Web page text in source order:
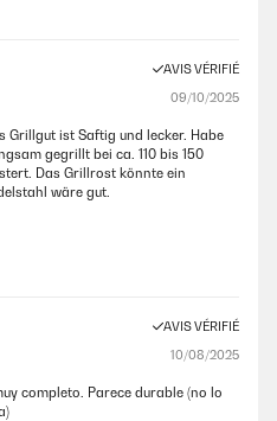
AVIS VÉRIFIÉ
09/10/2025
Grillgut ist Saftig und lecker. Habe
gegrillt bei ca. 110 bis 150
Das Grillrost könnte ein
wäre gut.
AVIS VÉRIFIÉ
10/08/2025
completo. Parece durable (no lo